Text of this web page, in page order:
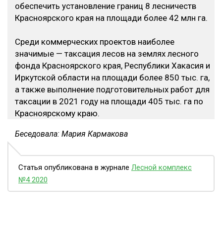
обеспечить установление границ 8 лесничеств
Красноярского края на площади более 42 млн га.
Среди коммерческих проектов наиболее
значимые — таксация лесов на землях лесного
фонда Красноярского края, Республики Хакасия и
Иркутской области на площади более 850 тыс. га,
а также выполнение подготовительных работ для
таксации в 2021 году на площади 405 тыс. га по
Красноярскому краю.
Беседовала: Мария Кармакова
Статья опубликована в журнале Лесной комплекс
№4 2020